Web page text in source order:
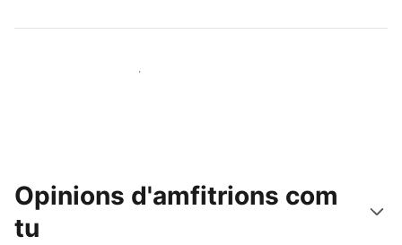
Arriba a nous clients avui mateix
Opinions d'amfitrions com
tu